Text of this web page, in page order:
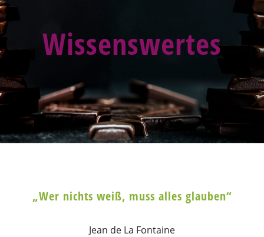
Wissenswertes
„Wer nichts weiß, muss alles glauben“
Jean de La Fontaine